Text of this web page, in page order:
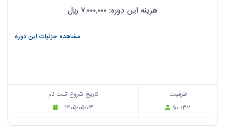
هزینه این دوره: ۷,۰۰۰,۰۰۰
ریال
مشاهده جزئیات این دوره
تاریخ شروع ثبت نام
۱۴۰۵/۰۵/۰۳
ظرفیت
۵۰ /۳۲